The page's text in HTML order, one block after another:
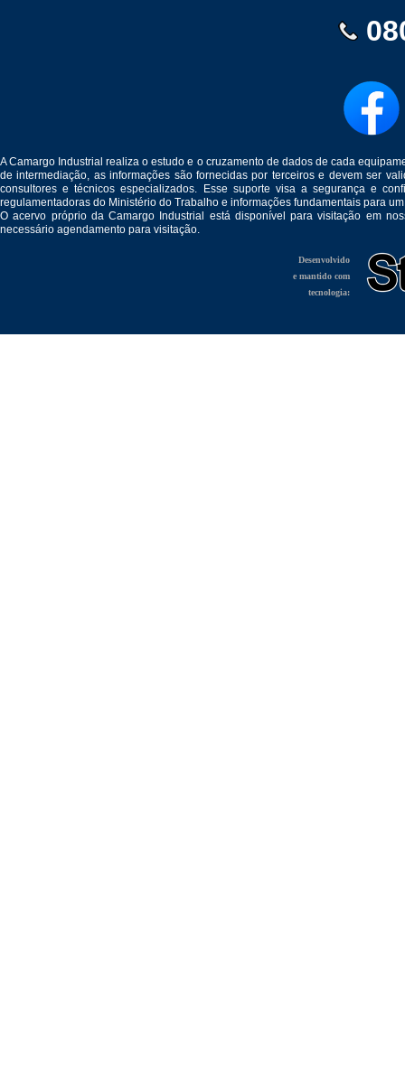
A Camargo Industrial realiza o estudo e o cruzamento de dados de cada
de intermediação, as informações são fornecidas por terceiros e devem ser
consultores e técnicos especializados. Esse suporte visa a segurança e
regulamentadoras do Ministério do Trabalho e informações fundamentais para
O acervo próprio da Camargo Industrial está disponível para visitação em
necessário agendamento para visitação.
Desenvolvido
e mantido com
tecnologia: